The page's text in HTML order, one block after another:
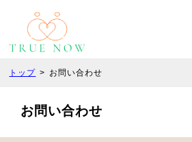
トップ お問い合わせ
お問い合わせ